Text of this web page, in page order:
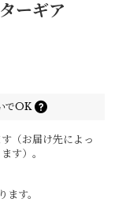
ーギア
でOK
（お届け先によっ
す）。
す。